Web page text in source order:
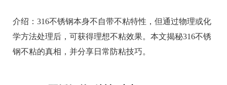
介绍： 316不锈钢本身不自带不粘特性，但通过物理或化
学方法处理后，可获得理想不粘效果。本文揭秘316不锈
钢不粘的真相，并分享日常防粘技巧。